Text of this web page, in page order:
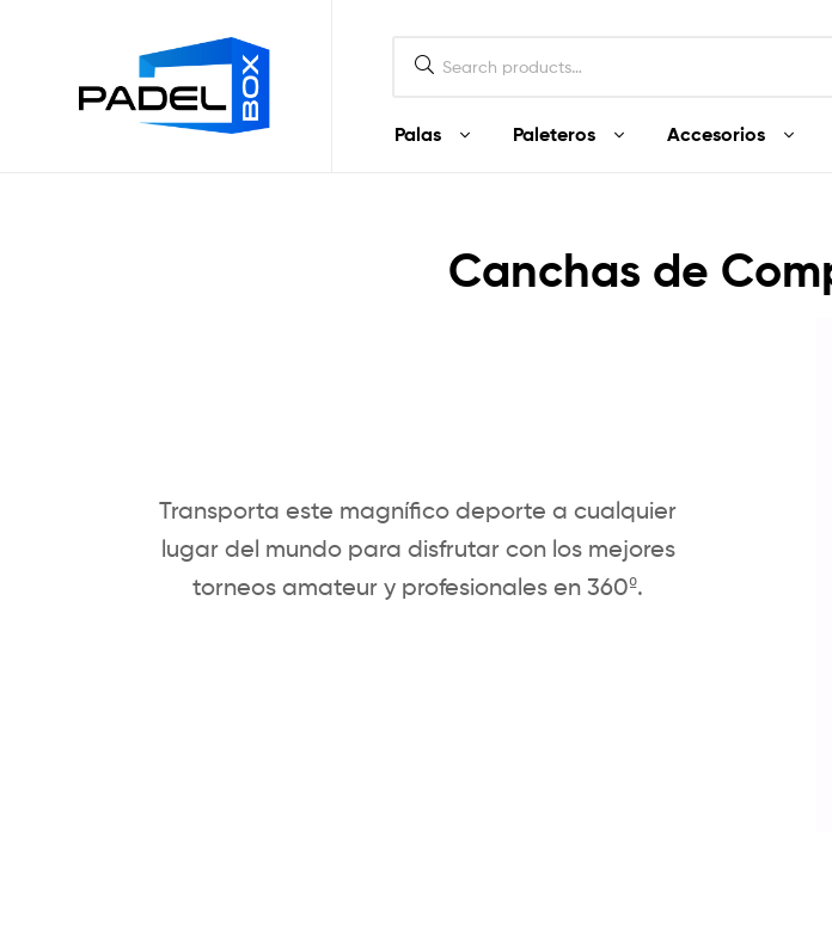
Palas Paleteros Accesorios
Ecuador
Canchas de
Transporta este magnífico deporte a cualquier
lugar del mundo para disfrutar con los mejores
torneos amateur y profesionales en 360º.